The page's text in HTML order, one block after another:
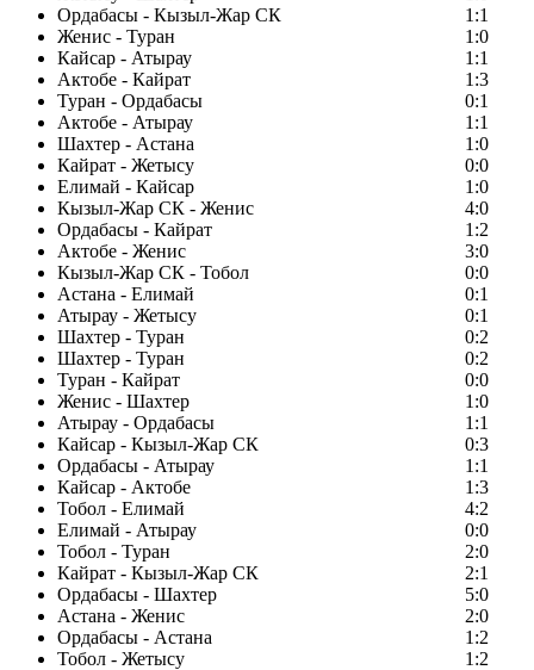
Ордабасы - Кызыл-Жар СК
1:1
Женис - Туран
1:0
Кайсар - Атырау
1:1
Актобе - Кайрат
1:3
Туран - Ордабасы
0:1
Актобе - Атырау
1:1
Шахтер - Астана
1:0
Кайрат - Жетысу
0:0
Елимай - Кайсар
1:0
Кызыл-Жар СК - Женис
4:0
Ордабасы - Кайрат
1:2
Актобе - Женис
3:0
Кызыл-Жар СК - Тобол
0:0
Астана - Елимай
0:1
Атырау - Жетысу
0:1
Шахтер - Туран
0:2
Шахтер - Туран
0:2
Туран - Кайрат
0:0
Женис - Шахтер
1:0
Атырау - Ордабасы
1:1
Кайсар - Кызыл-Жар СК
0:3
Ордабасы - Атырау
1:1
Кайсар - Актобе
1:3
Тобол - Елимай
4:2
Елимай - Атырау
0:0
Тобол - Туран
2:0
Кайрат - Кызыл-Жар СК
2:1
Ордабасы - Шахтер
5:0
Астана - Женис
2:0
Ордабасы - Астана
1:2
Тобол - Жетысу
1:2